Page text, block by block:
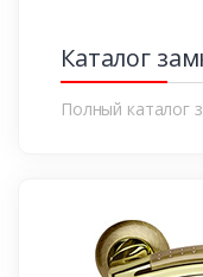
Каталог
Полный каталог